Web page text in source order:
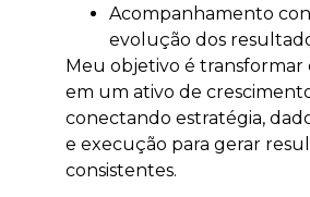
Acompanhamento
evolução dos
Meu objetivo é transformar
em um ativo de
conectando estratégia,
e execução para gerar
consistentes.